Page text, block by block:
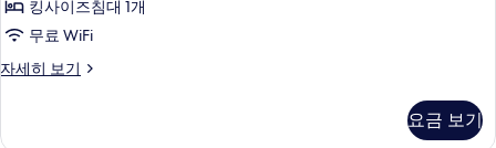
기
침
대
1
사
킹사이즈침대 1개
무료 WiFi
자세히 보기
룸,
요금 보기